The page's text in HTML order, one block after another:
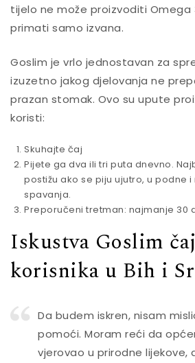
tijelo ne može proizvoditi Omega
primati samo izvana.
Goslim je vrlo jednostavan za
izuzetno jakog djelovanja ne
prazan stomak. Ovo su upute
koristi:
Skuhajte čaj
Pijete ga dva ili tri puta dnevno.
postižu ako se piju ujutro, u podne
spavanja.
Preporučeni tretman: najmanje 30
Iskustva Goslim
korisnika u Bih i
Da budem iskren, nisam
pomoći. Moram reći da
vjerovao u prirodne lijekove,